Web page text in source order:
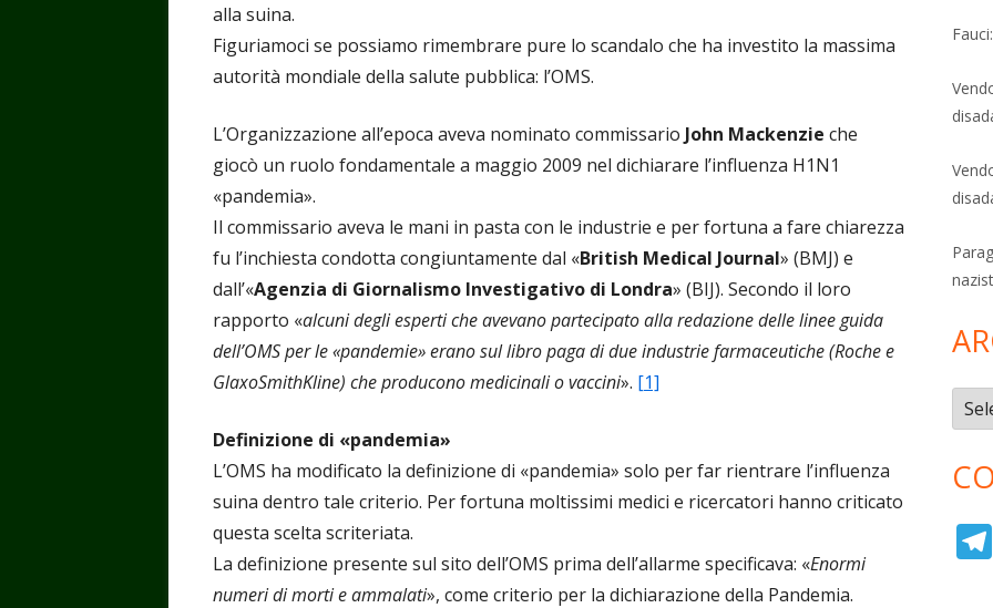
alla suina.
Figuriamoci se possiamo rimembrare pure lo scandalo che ha investito la massima
autorità mondiale della salute pubblica: l’OMS.
L’Organizzazione all’epoca aveva nominato commissario John Mackenzie che
giocò un ruolo fondamentale a maggio 2009 nel dichiarare l’influenza H1N1
«pandemia».
Il commissario aveva le mani in pasta con le industrie e per fortuna a fare chiarezza
fu l’inchiesta condotta congiuntamente dal «British Medical Journal» (BMJ) e
dall’«Agenzia di Giornalismo Investigativo di Londra» (BIJ). Secondo il loro
rapporto «alcuni degli esperti che avevano partecipato alla redazione delle linee guida
dell’OMS per le «pandemie» erano sul libro paga di due industrie farmaceutiche (Roche e
GlaxoSmithKline) che producono medicinali o vaccini». [1]
Definizione di «pandemia»
L’OMS ha modificato la definizione di «pandemia» solo per far rientrare l’influenza
suina dentro tale criterio. Per fortuna moltissimi medici e ricercatori hanno criticato
questa scelta scriteriata.
La definizione presente sul sito dell’OMS prima dell’allarme specificava: «Enormi
numeri di morti e ammalati», come criterio per la dichiarazione della Pandemia.